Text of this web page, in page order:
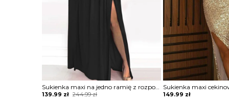
Sukienka maxi na jedno ramię z rozporkiem
244.99zł
Original
139.99 zł
Current
149.99 zł